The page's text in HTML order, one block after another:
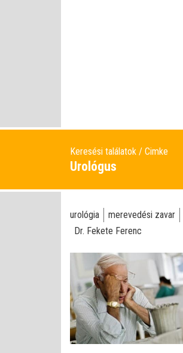
Keresési találatok Cimke
Urológus
urológia merevedési zavar
Dr. Fekete Ferenc